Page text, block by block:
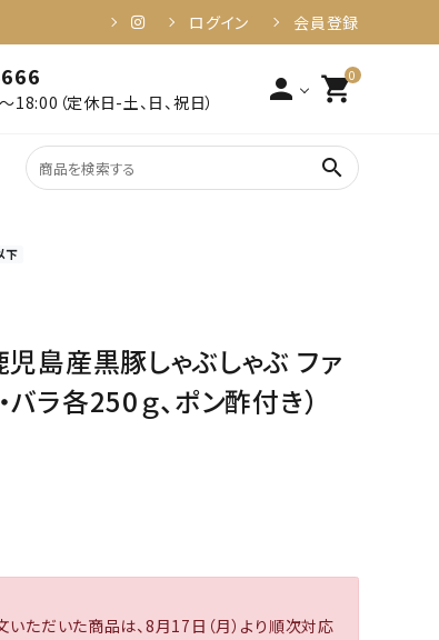
ログイン 会員登録
（定休日-土、日、祝日） person 0
shopping_cart
3,000円以下
search
下
児島産黒豚しゃぶしゃぶ ファ
バラ各250ｇ、ポン酢付き）
いただいた商品は、8月17日（月）より順次対応